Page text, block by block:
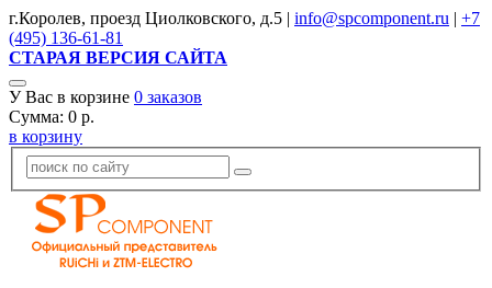
г.Королев, проезд Циолковского, д.5 | info@spcomponent.ru | +7
(495) 136-61-81
СТАРАЯ ВЕРСИЯ САЙТА
У Вас в корзине 0 заказов
Сумма: 0 р.
в корзину